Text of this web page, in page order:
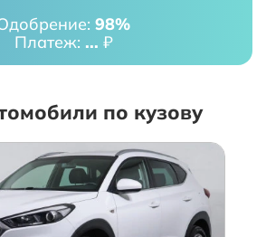
98%
Платеж: ... ₽
по кузову